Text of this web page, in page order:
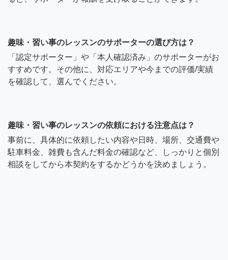
趣味・習い事のレッスンのサポーターの選び方は？
「認定サポーター」や「本人確認済み」のサポーターがお
すすめです。その他に、対応エリアや今までの評価/実績
を確認して、選んでください。
趣味・習い事のレッスンの依頼における注意点は？
事前に、具体的に依頼したい内容や日時、場所、交通費や
駐車料金、雑費も含んだ料金の確認など、しっかりと個別
相談をしてから本契約をするかどうかを決めましょう。